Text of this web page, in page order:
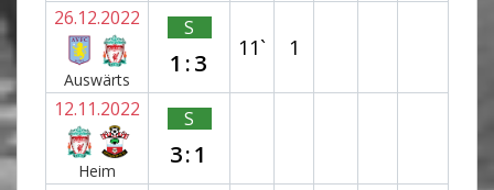
26.12.2022
Auswärts
S
1:3
11` 1
12.11.2022
Heim
S
3:1